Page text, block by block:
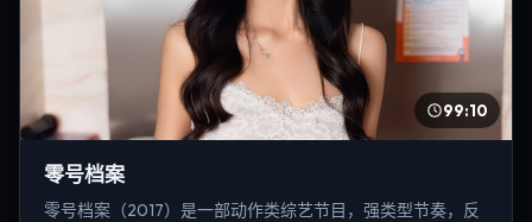
99:10
零号档案
零号档案（2017）是一部动作类综艺节目，强类型节奏，反